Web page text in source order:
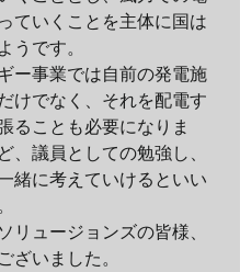
ていくことを主体に国は
うです。
ー事業では自前の発電施
けでなく、それを配電す
ることも必要になりま
、議員としての勉強し、
緒に考えていけるといい
リュージョンズの皆様、
ざいました。